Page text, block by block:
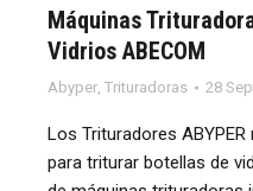
Máquinas
Vidrios ABECOM
Abyper, Trituradoras 28
Los Trituradores
para triturar botellas de